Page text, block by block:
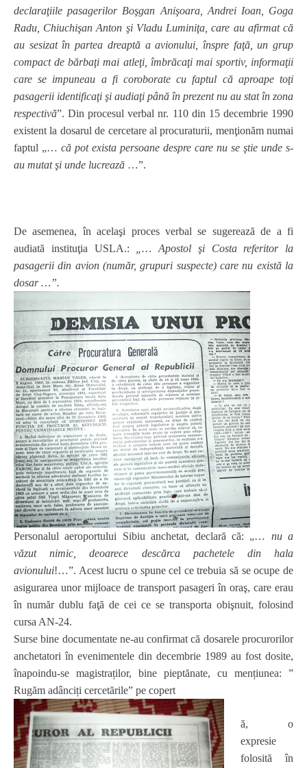
declaraţiile pasagerilor Boşgan Anişoara, Andrei Ioan, Goga
Radu, Chiuchişan Anton şi Vladu Luminiţa, care au afirmat că
au sesizat în partea dreaptă a avionului, înspre faţă, un grup
compact de bărbaţi mai atleţi, îmbrăcaţi mai sportiv, informaţii
care se impuneau a fi coroborate cu faptul că aproape toţi
pasagerii identificaţi şi audiaţi până în prezent nu au stat în zona
respectivă”. Din procesul verbal nr. 110 din 15 decembrie 1990
existent la dosarul de cercetare al procuraturii, menţionăm numai
faptul „… că pot exista persoane despre care nu se ştie unde s-
au mutat şi unde lucrează …”.
De asemenea, în acelaşi proces verbal se sugerează de a fi
audiată instituţia USLA.:
„… Apostol şi Costa referitor la
pasagerii din avion (număr, grupuri suspecte) care nu există la
dosar …”.
Personalul aeroportului Sibiu anchetat, declară că: „… nu a
văzut nimic, deoarece descărca pachetele din hala
avionului!…”. Acest lucru o spune cel ce trebuia să se ocupe de
asigurarea unor mijloace de transport pasageri în oraş, care erau
în număr dublu faţă de cei ce se transporta obişnuit, folosind
cursa AN-24.
Surse bine documentate ne-au confirmat că dosarele procurorilor
anchetatori în evenimentele din decembrie 1989 au fost dosite,
înapoindu-se magistraților, bine pieptănate, cu mențiunea: ”
Rugăm adânciți cercetările” pe copert
ă, o
expresie
folosită în